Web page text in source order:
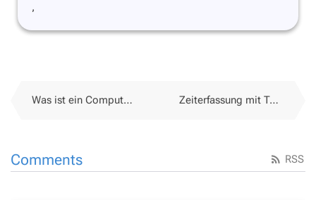
,
Was ist ein Computer? Zeiterfassung mit Toggl
RSS
Comments